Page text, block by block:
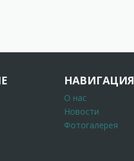
НАВИГАЦИЯ
О нас
Новости
Фотогалерея